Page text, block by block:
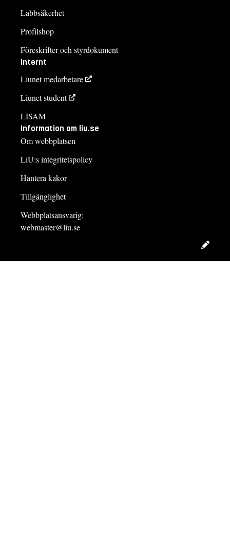
Labbsäkerhet
Profilshop
Föreskrifter och styrdokument
Internt
Liunet medarbetare
Liunet student
LISAM
Information om liu.se
Om webbplatsen
LiU:s integritetspolicy
Hantera kakor
Tillgänglighet
Webbplatsansvarig:
webmaster@liu.se